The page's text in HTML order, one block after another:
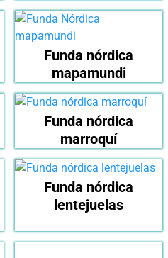
Funda nórdica
mapamundi
Funda nórdica
marroquí
Funda nórdica
lentejuelas